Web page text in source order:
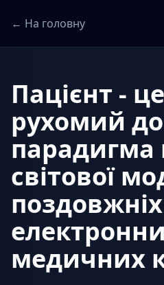
← На головну
Пацієнт -
рухомий
парадигма
світової
поздовжніх
медичних